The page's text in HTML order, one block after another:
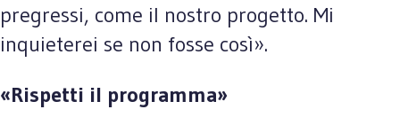
pregressi, come il nostro progetto. Mi
inquieterei se non fosse così».
«Rispetti il programma»